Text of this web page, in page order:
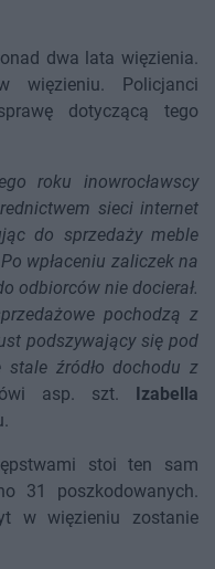
dwa lata więzienia.
więzieniu. Policjanci
dotyczącą tego
roku inowrocławscy
sieci internet
do sprzedaży meble
wpłaceniu zaliczek na
odbiorców nie docierał.
pochodzą z
podszywający się pod
stale źródło dochodu z
asp. szt.
Izabella
stoi ten sam
31 poszkodowanych.
w więzieniu zostanie